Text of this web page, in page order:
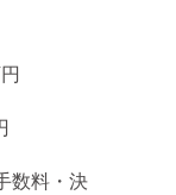
数料・決